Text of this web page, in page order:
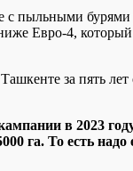
пыльными
Евро-4,
за пять
в 2023
га. То есть